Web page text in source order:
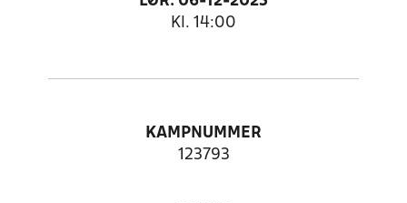
Kl. 14:00
KAMPNUMMER
123793